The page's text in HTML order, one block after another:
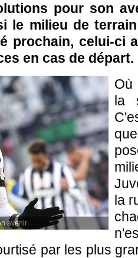
pour son
le milieu de
prochain, celui-ci
en cas de départ.
avenir
Où
la
la
par les plus